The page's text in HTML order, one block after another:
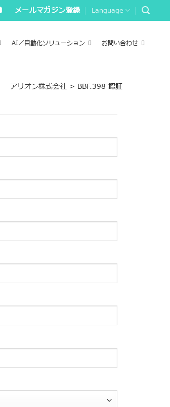
メールマガジン登録 Language
AI／自動化ソリューション お問い合わせ
アリオン株式会社> BBF.398 認証